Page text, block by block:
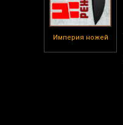
Империя ножей